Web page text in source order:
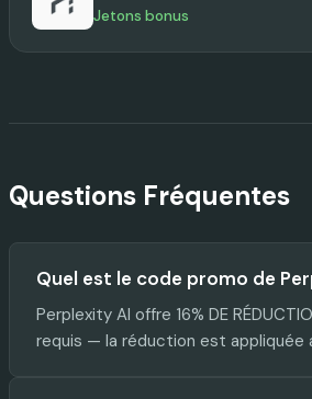
Jetons bonus
Questions Fréquentes
Quel est le code promo de
Perplexity AI offre 16% DE
requis — la réduction est appliquée